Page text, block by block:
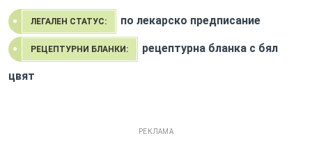
ЛЕГАЛЕН СТАТУС: по лекарско предписание
РЕЦЕПТУРНИ БЛАНКИ: рецептурна бланка с бял
цвят
РЕКЛАМА